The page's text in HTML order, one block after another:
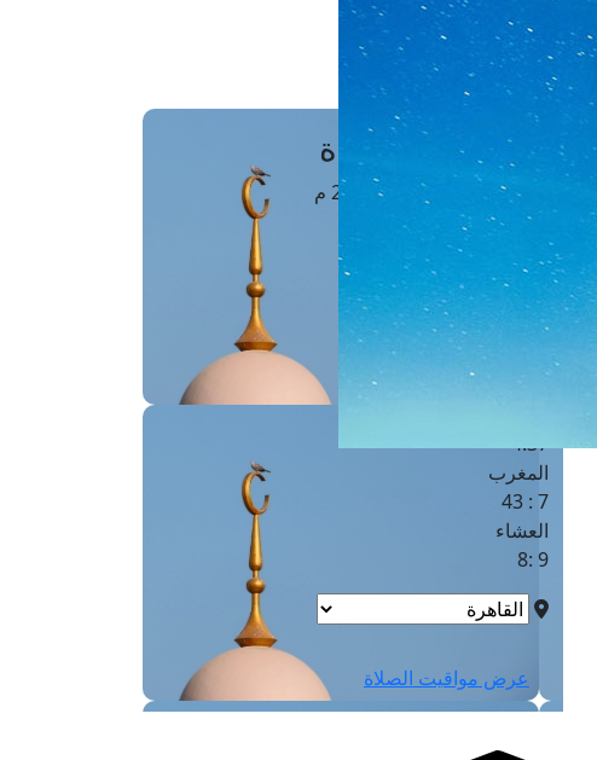
الفتوى الهاتفية
مَواقِيتُ الصَّـــلاة
القاهرة · 08 أغسطس 2026 م
4 :42
الشروق
6 :18
4:37
المغرب
7 : 43
العشاء
9 :8
عرض مواقيت الصلاة